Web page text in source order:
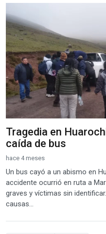
Tragedia en
caída de bus
hace 4 meses
Un bus cayó a un abismo en
accidente ocurrió en ruta a
graves y víctimas sin
causas...